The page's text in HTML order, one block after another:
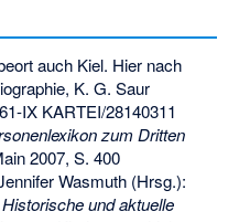
auch Kiel. Hier nach
K. G. Saur
IX KARTEI/28140311
zum Dritten
2007, S. 400
Wasmuth (Hrsg.):
und aktuelle